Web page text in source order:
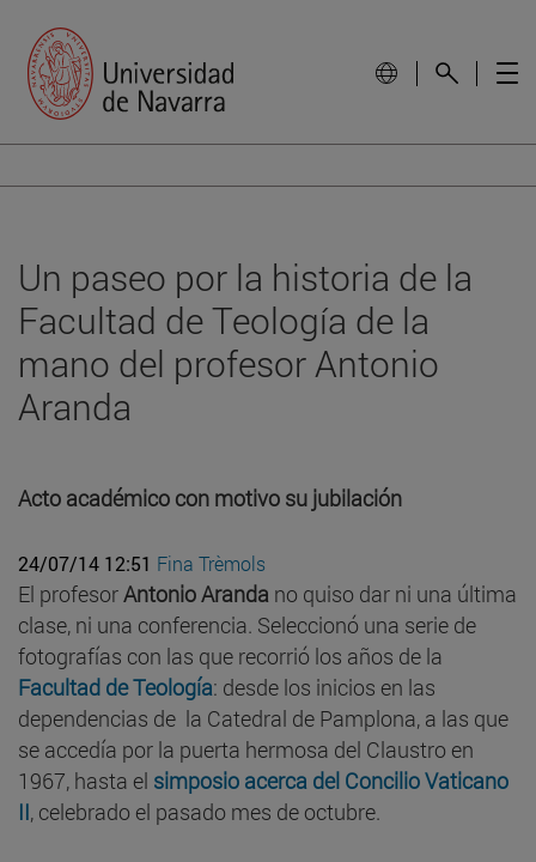
Un paseo por la historia de la
Facultad de Teología de la
mano del profesor Antonio
Aranda
Acto académico con motivo su jubilación
24/07/14 12:51 Fina Trèmols
El profesorAntonio Aranda no quiso dar ni una última
clase, ni una conferencia. Seleccionó una serie de
fotografías con las que recorrió los años de la
Facultad de Teología: desde los inicios en las
dependencias de la Catedral de Pamplona, a las que
se accedía por la puerta hermosa del Claustro en
1967, hasta el simposio acerca del Concilio Vaticano
II, celebrado el pasado mes de octubre.